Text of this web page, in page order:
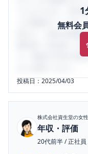
1
無料会
うになります。
ミの投稿サイトです
判など、女性の転職
輩社員（元社員）の
り、将来の不安や現
投稿日：2025/04/03
株式会社資生堂の女
年収・評価
20代前半/正社員